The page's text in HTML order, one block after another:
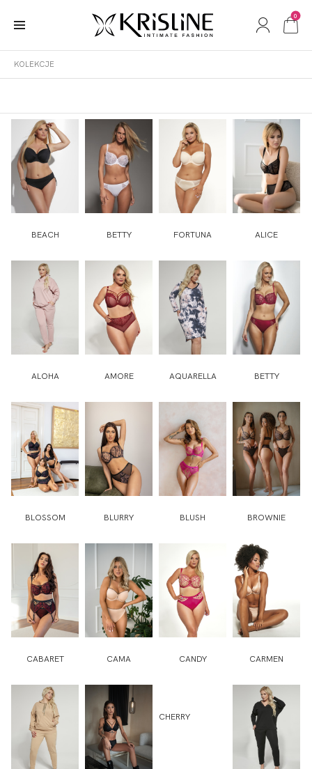
0
KOLEKCJE
BEACH BETTY FORTUNA ALICE
ALOHA AMORE AQUARELLA BETTY
BLOSSOM BLURRY BLUSH BROWNIE
CABARET CAMA CANDY CARMEN
CHERRY